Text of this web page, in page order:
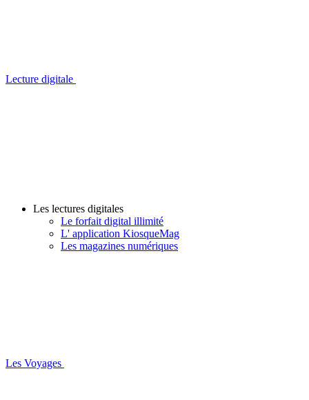
Lecture digitale
Les lectures digitales
Le forfait digital illimité
L' application KiosqueMag
Les magazines numériques
Les Voyages